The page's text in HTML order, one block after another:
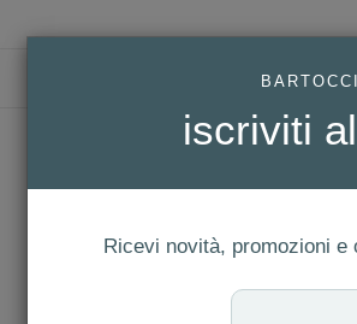
iscriviti
Ricevi novità, promozioni